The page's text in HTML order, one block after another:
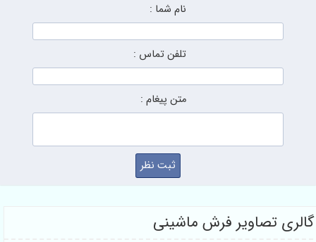
نام شما :
تلفن تماس :
متن پیغام :
تصاویر فرش ماشینی